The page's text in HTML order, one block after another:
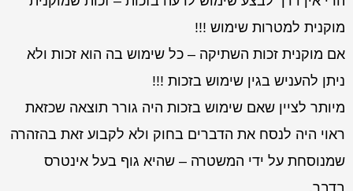
מוקנית למטרות שימוש !!!
אם מוקנית זכות השתיקה – כל שימוש בה הוא זכות ולא
ניתן להעניש בגין שימוש בזכות !!!
מיותר לציין שאם שימוש בזכות היה גורר תוצאה שכזאת
ראוי היה לנסח את הדברים בחוק ולא לקבוע זאת בהזהרה
שמנוסחת על ידי המשטרה – שהיא גוף בעל אינטרס
בדבר.